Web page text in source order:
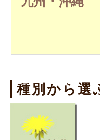
種別から選